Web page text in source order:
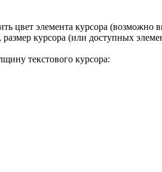
цвет элемента курсора
размер курсора (или доступных
текстового курсора: